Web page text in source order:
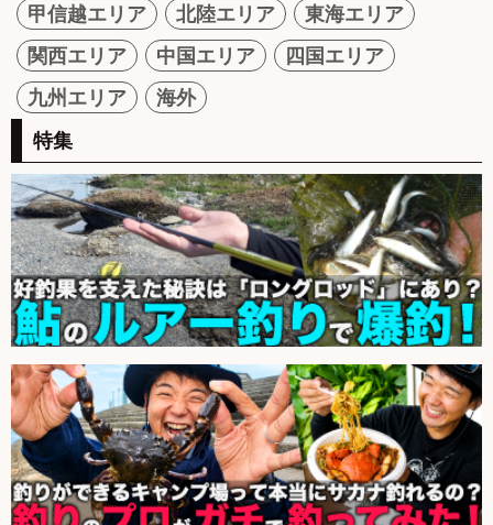
甲信越エリア
北陸エリア
東海エリア
関西エリア
中国エリア
四国エリア
九州エリア
海外
特集